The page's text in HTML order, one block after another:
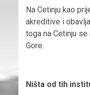
Na Cetinju kao
akreditive i
toga na Cetinju
Gore.
Ništa od tih